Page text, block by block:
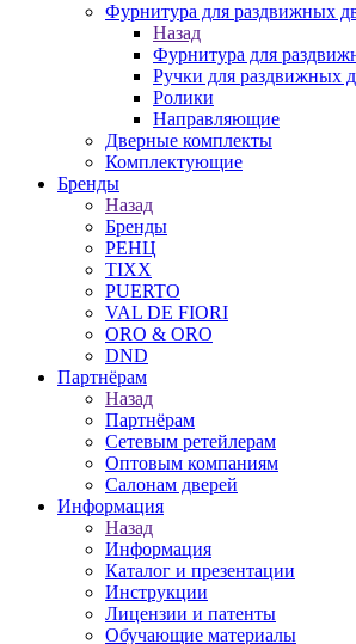
Фурнитура для раздвижных
Назад
Фурнитура для
Ручки для раздвижных
Ролики
Направляющие
Дверные комплекты
Комплектующие
Бренды
Назад
Бренды
РЕНЦ
TIXX
PUERTO
VAL DE FIORI
ORO & ORO
DND
Партнёрам
Назад
Партнёрам
Сетевым ретейлерам
Оптовым компаниям
Салонам дверей
Информация
Назад
Информация
Каталог и презентации
Инструкции
Лицензии и патенты
Обучающие материалы